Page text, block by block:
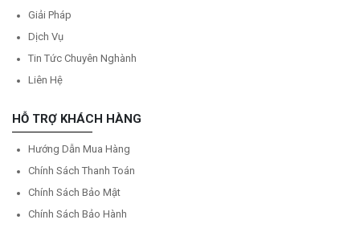
Giải Pháp
Dịch Vụ
Tin Tức Chuyên Nghành
Liên Hệ
HỖ TRỢ KHÁCH HÀNG
Hướng Dẫn Mua Hàng
Chính Sách Thanh Toán
Chính Sách Bảo Mật
Chính Sách Bảo Hành